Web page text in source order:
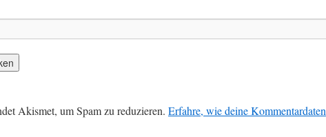
Akismet, um Spam zu reduzieren. Erfahre, wie deine Kommentardaten